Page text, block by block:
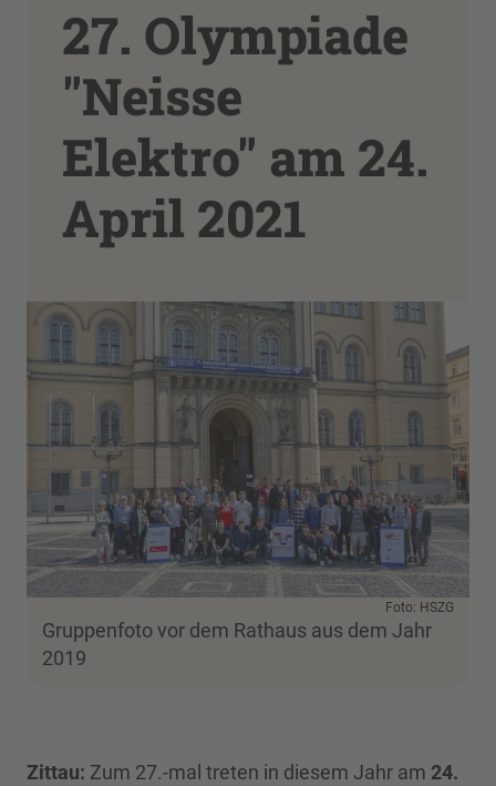
27. Olympiade
"Neisse
Elektro" am 24.
April 2021
Foto: HSZG
Gruppenfoto vor dem Rathaus aus dem Jahr
2019
Zittau: Zum 27.-mal treten in diesem Jahr am 24.